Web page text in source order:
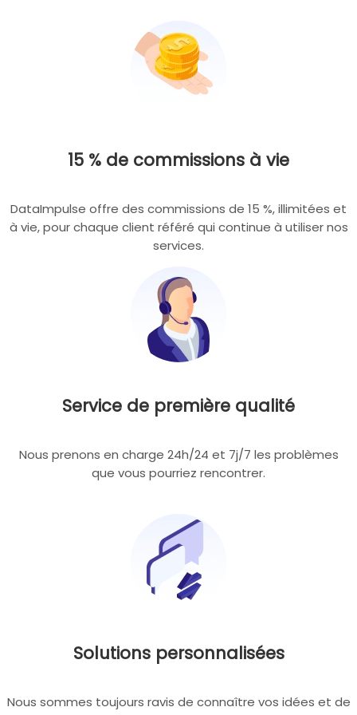
15 % de commissions à vie
DataImpulse offre des commissions de 15 %, illimitées et
à vie, pour chaque client référé qui continue à utiliser nos
services.
Service de première qualité
Nous prenons en charge 24h/24 et 7j/7 les problèmes
que vous pourriez rencontrer.
Solutions personnalisées
Nous sommes toujours ravis de connaître vos idées et de